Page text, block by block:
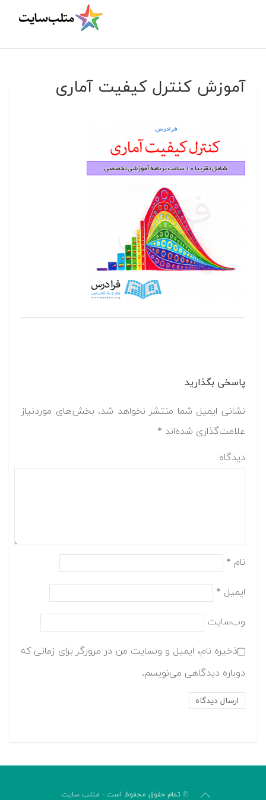
آموزش کنترل کیفیت آماری
پاسخی بگذارید
نشانی ایمیل شما منتشر نخواهد شد. بخش‌های موردنیاز
علامت‌گذاری شده‌اند *
دیدگاه
نام *
ایمیل *
وب‌سایت
ذخیره نام، ایمیل و وبسایت من در مرورگر برای زمانی که
دوباره دیدگاهی می‌نویسم.
© تمام حقوق محفوظ است - متلب سایت